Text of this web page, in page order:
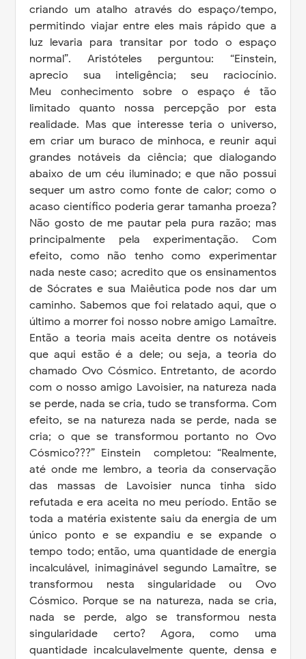
criando um atalho através do espaço/tempo,
permitindo viajar entre eles mais rápido que a
luz levaria para transitar por todo o espaço
normal”. Aristóteles perguntou: “Einstein,
aprecio sua inteligência; seu raciocínio.
Meu conhecimento sobre o espaço é tão
limitado quanto nossa percepção por esta
realidade. Mas que interesse teria o universo,
em criar um buraco de minhoca, e reunir aqui
grandes notáveis da ciência; que dialogando
abaixo de um céu iluminado; e que não possui
sequer um astro como fonte de calor; como o
acaso científico poderia gerar tamanha proeza?
Não gosto de me pautar pela pura razão; mas
principalmente pela experimentação. Com
efeito, como não tenho como experimentar
nada neste caso; acredito que os ensinamentos
de Sócrates e sua Maiêutica pode nos dar um
caminho. Sabemos que foi relatado aqui, que o
último a morrer foi nosso nobre amigo Lamaître.
Então a teoria mais aceita dentre os notáveis
que aqui estão é a dele; ou seja, a teoria do
chamado Ovo Cósmico. Entretanto, de acordo
com o nosso amigo Lavoisier, na natureza nada
se perde, nada se cria, tudo se transforma. Com
efeito, se na natureza nada se perde, nada se
cria; o que se transformou portanto no Ovo
Cósmico???” Einstein
completou: “Realmente,
até onde me lembro, a teoria da conservação
das massas de Lavoisier nunca tinha sido
refutada e era aceita no meu período. Então se
toda a matéria existente saiu da energia de um
único ponto e se expandiu e se expande o
tempo todo; então, uma quantidade de energia
incalculável, inimaginável segundo Lamaître, se
transformou nesta singularidade ou Ovo
Cósmico. Porque se na natureza, nada se cria,
nada se perde, algo se transformou nesta
singularidade certo? Agora, como uma
quantidade incalculavelmente quente, densa e